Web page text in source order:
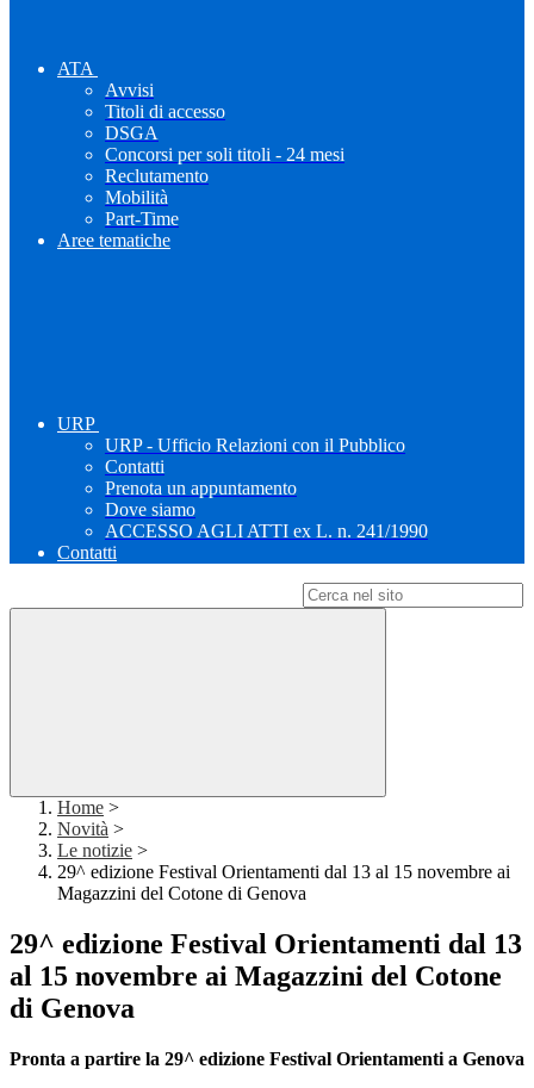
ATA
Avvisi
Titoli di accesso
DSGA
Concorsi per soli titoli - 24 mesi
Reclutamento
Mobilità
Part-Time
Aree tematiche
URP
URP - Ufficio Relazioni con il Pubblico
Contatti
Prenota un appuntamento
Dove siamo
ACCESSO AGLI ATTI ex L. n. 241/1990
Contatti
Home >
Novità >
Le notizie >
29^ edizione Festival Orientamenti dal 13 al 15 novembre ai
Magazzini del Cotone di Genova
29^ edizione Festival Orientamenti dal 13
al 15 novembre ai Magazzini del Cotone
di Genova
Pronta a partire la 29^ edizione Festival Orientamenti a Genova